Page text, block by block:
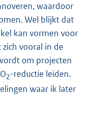
waardoor
Wel blijkt dat
kan vormen voor
vooral in de
om projecten
2-reductie leiden.
waar ik later